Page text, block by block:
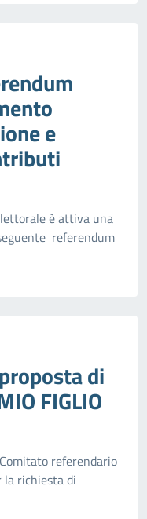
e
è attiva una
referendum
di
FIGLIO
referendario
la richiesta di